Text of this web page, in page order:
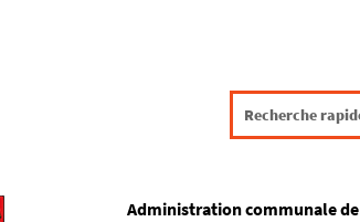
Administration communale de